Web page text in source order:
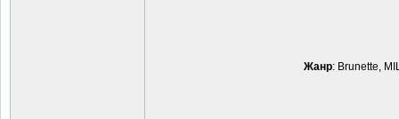
Жанр: Brunette,